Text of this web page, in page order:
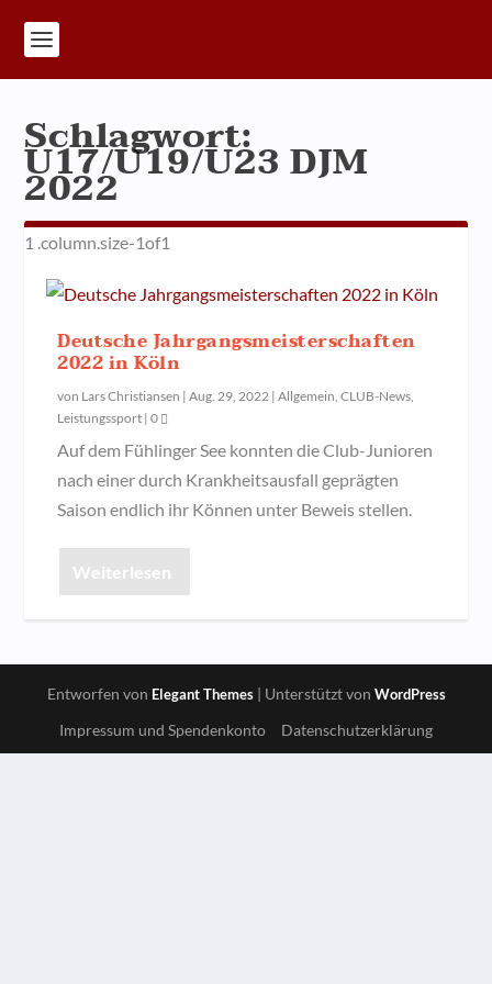
Schlagwort:
U17/U19/U23 DJM
2022
Deutsche Jahrgangsmeisterschaften
2022 in Köln
von Lars Christiansen |Aug. 29, 2022 |Allgemein,CLUB-News,
Leistungssport |0
Auf dem Fühlinger See konnten die Club-Junioren
nach einer durch Krankheitsausfall geprägten
Saison endlich ihr Können unter Beweis stellen.
Weiterlesen
Entworfen von Elegant Themes| Unterstützt von WordPress
Impressum und Spendenkonto Datenschutzerklärung